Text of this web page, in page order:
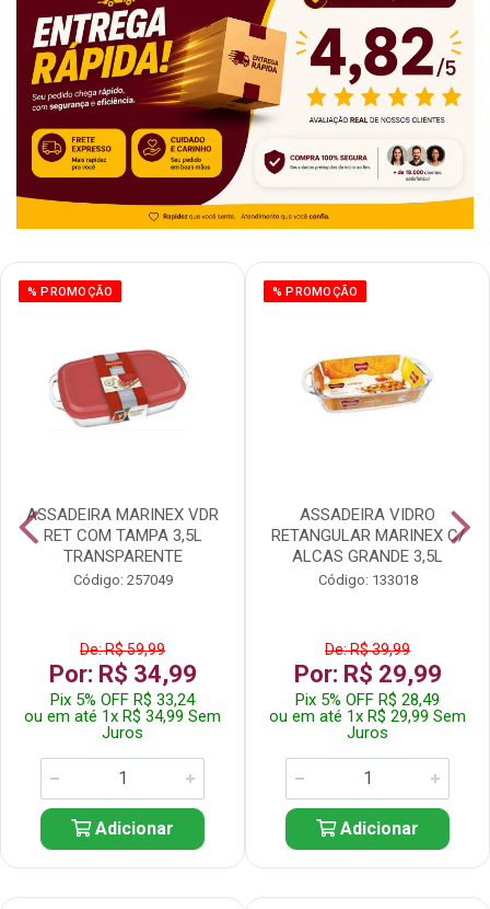
% PROMOÇÃO
ASSADEIRA MARINEX VDR
RET COM TAMPA 3,5L
TRANSPARENTE
Código: 257049
De: R$ 59,99
Por: R$ 34,99
Pix 5% OFF R$ 33,24
ou em até 1x R$ 34,99 Sem
Juros
Adicionar
% PROMOÇÃO
ASSADEIRA VIDRO
RETANGULAR MARINEX C/
ALCAS GRANDE 3,5L
Código: 133018
De: R$ 39,99
Por: R$ 29,99
Pix 5% OFF R$ 28,49
ou em até 1x R$ 29,99 Sem
Juros
Adicionar